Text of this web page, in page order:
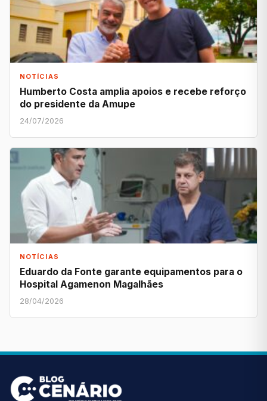
NOTÍCIAS
Humberto Costa amplia apoios e recebe reforço
do presidente da Amupe
24/07/2026
NOTÍCIAS
Eduardo da Fonte garante equipamentos para o
Hospital Agamenon Magalhães
28/04/2026